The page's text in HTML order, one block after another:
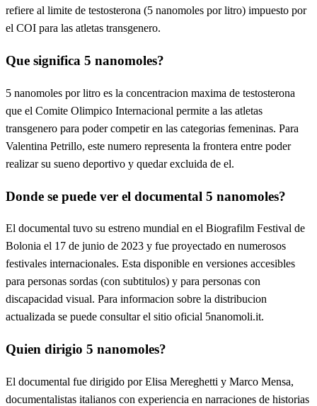
refiere al limite de testosterona (5 nanomoles por litro) impuesto por
el COI para las atletas transgenero.
Que significa 5 nanomoles?
5 nanomoles por litro es la concentracion maxima de testosterona
que el Comite Olimpico Internacional permite a las atletas
transgenero para poder competir en las categorias femeninas. Para
Valentina Petrillo, este numero representa la frontera entre poder
realizar su sueno deportivo y quedar excluida de el.
Donde se puede ver el documental 5 nanomoles?
El documental tuvo su estreno mundial en el Biografilm Festival de
Bolonia el 17 de junio de 2023 y fue proyectado en numerosos
festivales internacionales. Esta disponible en versiones accesibles
para personas sordas (con subtitulos) y para personas con
discapacidad visual. Para informacion sobre la distribucion
actualizada se puede consultar el sitio oficial 5nanomoli.it.
Quien dirigio 5 nanomoles?
El documental fue dirigido por Elisa Mereghetti y Marco Mensa,
documentalistas italianos con experiencia en narraciones de historias